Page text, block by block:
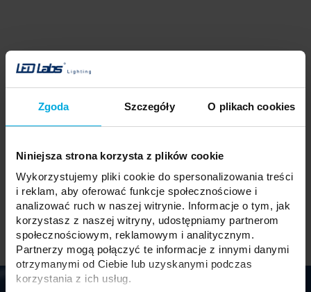
Zgoda Szczegóły O plikach cookies
Niniejsza strona korzysta z plików cookie
Wykorzystujemy pliki cookie do spersonalizowania treści
i reklam, aby oferować funkcje społecznościowe i
analizować ruch w naszej witrynie. Informacje o tym, jak
korzystasz z naszej witryny, udostępniamy partnerom
społecznościowym, reklamowym i analitycznym.
Partnerzy mogą połączyć te informacje z innymi danymi
otrzymanymi od Ciebie lub uzyskanymi podczas
korzystania z ich usług.
Brak opisu.